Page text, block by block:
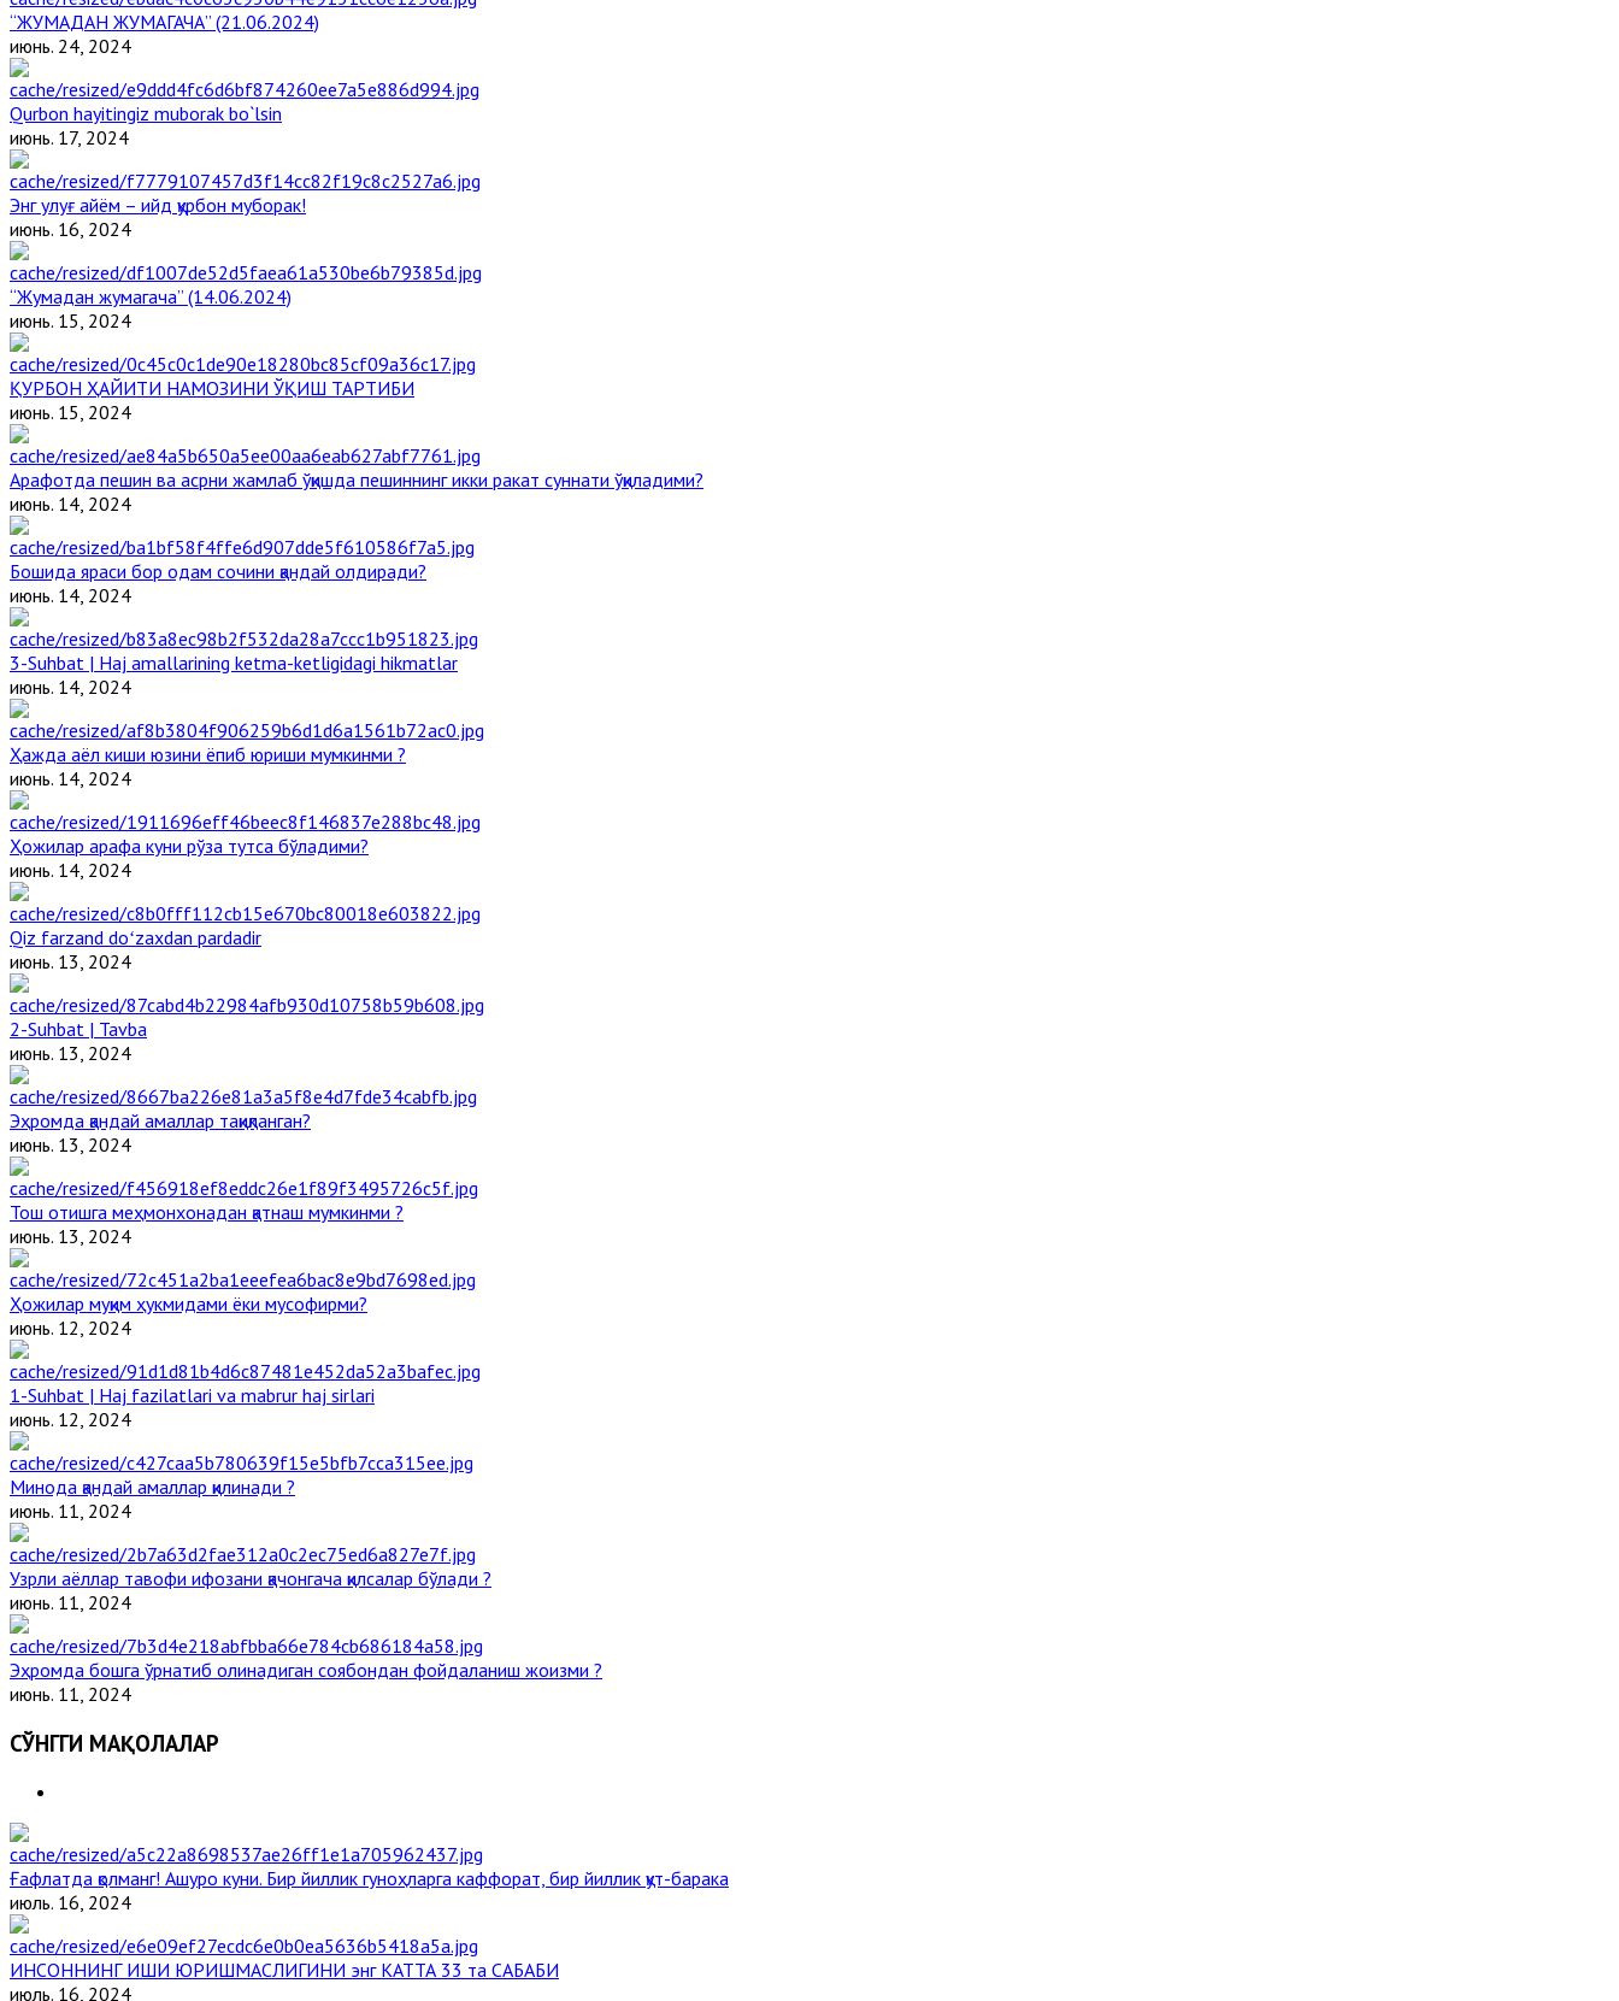
“ЖУМАДАН ЖУМАГАЧА” (21.06.2024)
июнь. 24, 2024
Qurbon hayitingiz muborak bo`lsin
июнь. 17, 2024
Энг улуғ айём – ийд қурбон муборак!
июнь. 16, 2024
“Жумадан жумагача” (14.06.2024)
июнь. 15, 2024
ҚУРБОН ҲАЙИТИ НАМОЗИНИ ЎҚИШ ТАРТИБИ
июнь. 15, 2024
Арафотда пешин ва асрни жамлаб ўқишда пешиннинг икки ракат суннати ўқиладими?
июнь. 14, 2024
Бошида яраси бор одам сочини қандай олдиради?
июнь. 14, 2024
3-Suhbat | Haj amallarining ketma-ketligidagi hikmatlar
июнь. 14, 2024
Ҳажда аёл киши юзини ёпиб юриши мумкинми ?
июнь. 14, 2024
Ҳожилар арафа куни рўза тутса бўладими?
июнь. 14, 2024
Qiz farzand doʻzaxdan pardadir
июнь. 13, 2024
2-Suhbat | Tavba
июнь. 13, 2024
Эҳромда қандай амаллар тақиқланган?
июнь. 13, 2024
Тош отишга меҳмонхонадан қатнаш мумкинми ?
июнь. 13, 2024
Ҳожилар муқим ҳукмидами ёки мусофирми?
июнь. 12, 2024
1-Suhbat | Haj fazilatlari va mabrur haj sirlari
июнь. 12, 2024
Минода қандай амаллар қилинади ?
июнь. 11, 2024
Узрли аёллар тавофи ифозани қачонгача қилсалар бўлади ?
июнь. 11, 2024
Эҳромда бошга ўрнатиб олинадиган соябондан фойдаланиш жоизми ?
июнь. 11, 2024
СЎНГГИ МАҚОЛАЛАР
Ғафлатда қолманг! Ашуро куни. Бир йиллик гуноҳларга каффорат, бир йиллик қут-барака
июль. 16, 2024
ИНСОННИНГ ИШИ ЮРИШМАСЛИГИНИ энг КАТТА 33 та САБАБИ
июль. 16, 2024